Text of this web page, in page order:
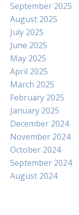
September 2025
August 2025
July 2025
June 2025
May 2025
April 2025
March 2025
February 2025
January 2025
December 2024
November 2024
October 2024
September 2024
August 2024